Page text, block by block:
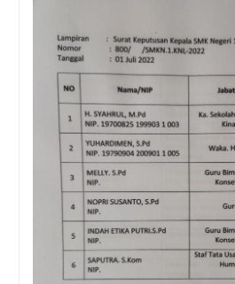
KINALI SEBAGAI SMK
PUSAT KEUNGGULAN 2021
PPDB ONLINE SMK NEGERI
1 KINALI
Wajah baru SMKN1 kinali
Kunjungan industri online
by zoom ke pabrik PT. AIO